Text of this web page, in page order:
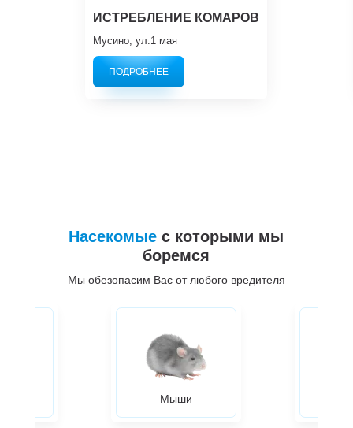
ИСТРЕБЛЕНИЕ КОМАРОВ
Мусино, ул.1 мая
ПОДРОБНЕЕ
Насекомые с которыми мы
боремся
Мы обезопасим Вас от любого вредителя
Мыши